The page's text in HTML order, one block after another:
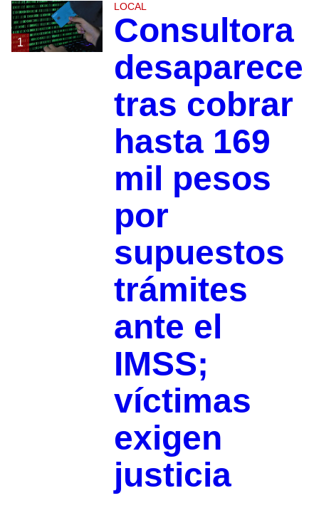
1
LOCAL
Consultora
desaparece
tras cobrar
hasta 169
mil pesos
por
supuestos
trámites
ante el
IMSS;
víctimas
exigen
justicia